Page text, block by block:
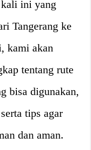
ini yang
Tangerang ke
kami akan
tentang rute
bisa digunakan,
tips agar
dan aman.